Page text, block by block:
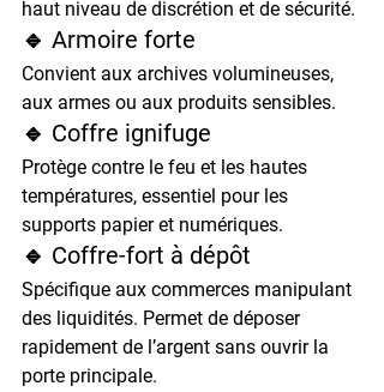
haut niveau de discrétion et de sécurité.
🔹 Armoire forte
Convient aux archives volumineuses,
aux armes ou aux produits sensibles.
🔹 Coffre ignifuge
Protège contre le feu et les hautes
températures, essentiel pour les
supports papier et numériques.
🔹 Coffre-fort à dépôt
Spécifique aux commerces manipulant
des liquidités. Permet de déposer
rapidement de l’argent sans ouvrir la
porte principale.